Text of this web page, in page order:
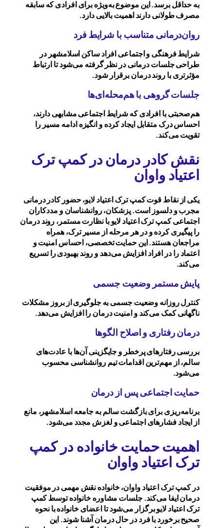
به حداقل برسد. این موضوع به‌ویژه برای افرادی که سابقه
مصرف طولانی دارند اهمیت بالایی دارد.
روان‌درمانی متناسب با شرایط فرد
شرایط فرهنگی و اجتماعی افراد ساکن اسلامشهر در
طراحی جلسات درمانی در نظر گرفته می‌شود تا ارتباط
مؤثرتری با روند درمان برقرار شود.
جلسات گروهی با هم‌محله‌ای‌ها
هم‌صحبتی با افرادی که شرایط اجتماعی مشابهی دارند،
احساس درک متقابل ایجاد کرده و انگیزه ادامه مسیر را
تقویت می‌کند.
نقش کادر درمان در کمپ ترک
اعتیاد واوان
یکی از نقاط قوت کمپ ترک اعتیاد لایو، حضور کادر درمانی
مجرب و دلسوز است. پزشکان، روانشناسان و مددکاران
اجتماعی کمپ ترک اعتیاد لایو با نظارت مستمر، روند درمان
را پیگیری کرده و در هر مرحله از مسیر ترک، همراه
مراجعان هستند. این حمایت تخصصی، احساس امنیت و
اعتماد را در افراد افزایش می‌دهد و روند بهبودی را تسریع
می‌کند.
پایش مستمر وضعیت جسمی
کنترل روزانه وضعیت جسمی به جلوگیری از بروز مشکلات
ناگهانی کمک می‌کند و امنیت درمان را افزایش می‌دهد.
درمان رفتاری و اصلاح الگوها
بررسی رفتارهای پرخطر و جایگزینی آن‌ها با عادت‌های
سالم، از مهم‌ترین اقدامات تیم روانشناسی محسوب
می‌شود.
حمایت اجتماعی پس از درمان
برنامه‌ریزی برای بازگشت سالم به جامعه اسلامشهر، مانع
از ایجاد فشارهای اجتماعی و لغزش مجدد می‌شود.
اهمیت حمایت خانواده در کمپ
ترک اعتیاد واوان
در کمپ ترک اعتیاد واوان، خانواده نقش مهمی در موفقیت
درمان ایفا می‌کند. جلسات مشاوره خانواده توسط کمپ
ترک اعتیاد لایو برگزار می‌شود تا اعضای خانواده با نحوه
صحیح برخورد با فرد در حال درمان آشنا شوند. این